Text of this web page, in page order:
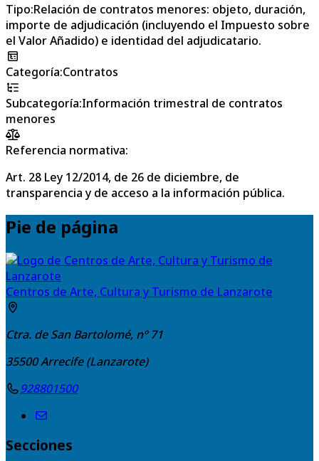
Tipo:Relación de contratos menores: objeto, duración,
importe de adjudicación (incluyendo el Impuesto sobre
el Valor Añadido) e identidad del adjudicatario.
Categoría:Contratos
Subcategoría:Información trimestral de contratos
menores
Referencia normativa:
Art. 28 Ley 12/2014, de 26 de diciembre, de
transparencia y de acceso a la información pública.
Pie de página
Centros de Arte, Cultura y Turismo de Lanzarote
Ctra. de San Bartolomé, nº 71
35500Arrecife (Lanzarote)
928801500
Secciones